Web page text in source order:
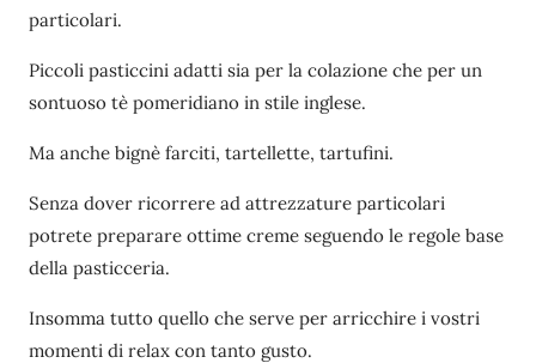
particolari.
Piccoli pasticcini adatti sia per la colazione che per un
sontuoso tè pomeridiano in stile inglese.
Ma anche bignè farciti, tartellette, tartufini.
Senza dover ricorrere ad attrezzature particolari
potrete preparare ottime creme seguendo le regole base
della pasticceria.
Insomma tutto quello che serve per arricchire i vostri
momenti di relax con tanto gusto.